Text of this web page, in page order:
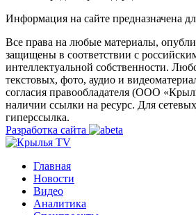
Информация на сайте предназначена
Все права на любые материалы,
защищены в соответствии с
интеллектуальной собственности.
текстовых, фото, аудио и
согласия правообладателя (ООО
наличии ссылки на ресурс. Для
гиперссылка.
Разработка сайта
Главная
Новости
Видео
Аналитика